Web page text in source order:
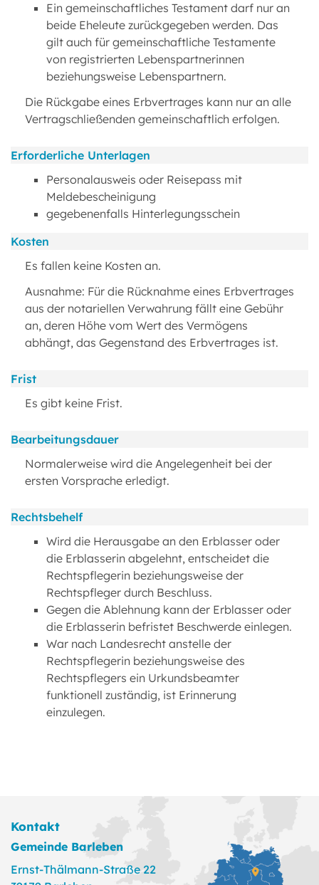
Ein gemeinschaftliches Testament darf nur an
beide Eheleute zurückgegeben werden. Das
gilt auch für gemeinschaftliche Testamente
von registrierten Lebenspartnerinnen
beziehungsweise Lebenspartnern.
Die Rückgabe eines Erbvertrages kann nur an alle
Vertragschließenden gemeinschaftlich erfolgen.
Erforderliche Unterlagen
Personalausweis oder Reisepass mit
Meldebescheinigung
gegebenenfalls Hinterlegungsschein
Kosten
Es fallen keine Kosten an.
Ausnahme: Für die Rücknahme eines Erbvertrages
aus der notariellen Verwahrung fällt eine Gebühr
an, deren Höhe vom Wert des Vermögens
abhängt, das Gegenstand des Erbvertrages ist.
Frist
Es gibt keine Frist.
Bearbeitungsdauer
Normalerweise wird die Angelegenheit bei der
ersten Vorsprache erledigt.
Rechtsbehelf
Wird die Herausgabe an den Erblasser oder
die Erblasserin abgelehnt, entscheidet die
Rechtspflegerin beziehungsweise der
Rechtspfleger durch Beschluss.
Gegen die Ablehnung kann der Erblasser oder
die Erblasserin befristet Beschwerde einlegen.
War nach Landesrecht anstelle der
Rechtspflegerin beziehungsweise des
Rechtspflegers ein Urkundsbeamter
funktionell zuständig, ist Erinnerung
einzulegen.
Kontakt
Gemeinde Barleben
Ernst-Thälmann-Straße 22